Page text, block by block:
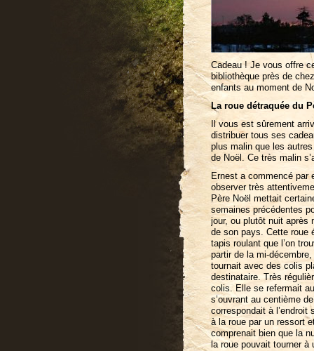
Cadeau ! Je vous offre
bibliothèque près de
enfants au moment de
La roue détraquée du
Il vous est sûrement
distribuer tous ses
plus malin que les
de Noël. Ce très malin
Ernest a commencé par
observer très
Père Noël mettait
semaines précédentes
jour, ou plutôt nuit après
de son pays. Cette roue
tapis roulant que l’on
partir de la mi-
tournait avec des colis
destinataire. Très
colis. Elle se refermait
s’ouvrant au centième
correspondait à
à la roue par un ressort
comprenait bien que la
la roue pouvait tourner à